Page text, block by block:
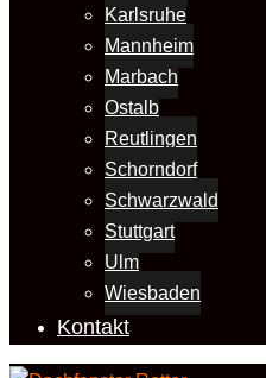
Karlsruhe
Mannheim
Marbach
Ostalb
Reutlingen
Schorndorf
Schwarzwald
Stuttgart
Ulm
Wiesbaden
Kontakt